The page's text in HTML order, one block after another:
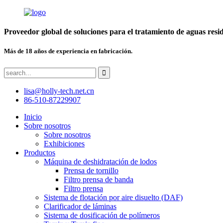
Proveedor global de soluciones para el tratamiento de aguas
Más de 18 años de experiencia en fabricación.
lisa@holly-tech.net.cn
86-510-87229907
Inicio
Sobre nosotros
Sobre nosotros
Exhibiciones
Productos
Máquina de deshidratación de lodos
Prensa de tornillo
Filtro prensa de banda
Filtro prensa
Sistema de flotación por aire disuelto (DAF)
Clarificador de láminas
Sistema de dosificación de polímeros